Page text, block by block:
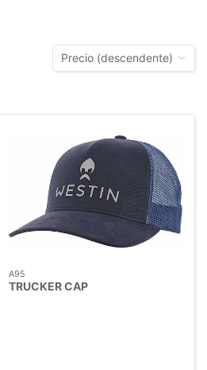
Precio (descendente)
A95
TRUCKER CAP